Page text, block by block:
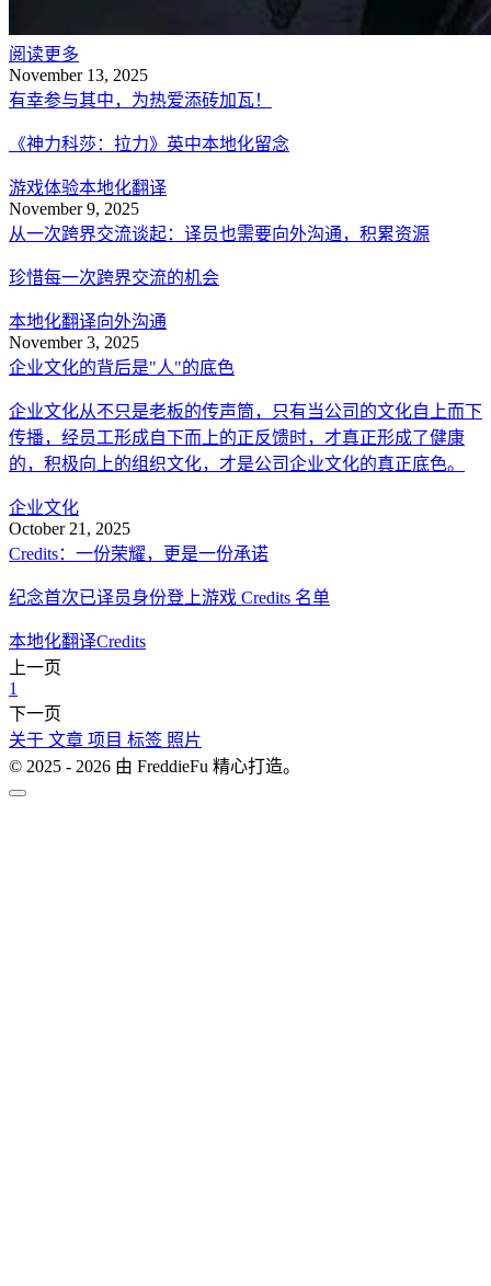
阅读更多
November 13, 2025
有幸参与其中，为热爱添砖加瓦！
《神力科莎：拉力》英中本地化留念
游戏体验本地化翻译
November 9, 2025
从一次跨界交流谈起：译员也需要向外沟通，积累资源
珍惜每一次跨界交流的机会
本地化翻译向外沟通
November 3, 2025
企业文化的背后是"人"的底色
企业文化从不只是老板的传声筒，只有当公司的文化自上而下
传播，经员工形成自下而上的正反馈时，才真正形成了健康
的，积极向上的组织文化，才是公司企业文化的真正底色。
企业文化
October 21, 2025
Credits：一份荣耀，更是一份承诺
纪念首次已译员身份登上游戏 Credits 名单
本地化翻译Credits
上一页
1
下一页
关于 文章 项目 标签 照片
© 2025 - 2026 由 FreddieFu 精心打造。